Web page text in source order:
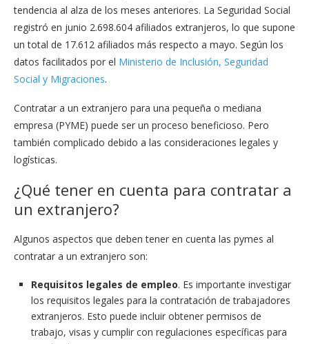
tendencia al alza de los meses anteriores. La Seguridad Social
registró en junio 2.698.604 afiliados extranjeros, lo que supone
un total de 17.612 afiliados más respecto a mayo. Según los
datos facilitados por el Ministerio de Inclusión, Seguridad
Social y Migraciones.
Contratar a un extranjero para una pequeña o mediana
empresa (PYME) puede ser un proceso beneficioso. Pero
también complicado debido a las consideraciones legales y
logísticas.
¿Qué tener en cuenta para contratar a
un extranjero?
Algunos aspectos que deben tener en cuenta las pymes al
contratar a un extranjero son:
Requisitos legales de empleo. Es importante investigar
los requisitos legales para la contratación de trabajadores
extranjeros. Esto puede incluir obtener permisos de
trabajo, visas y cumplir con regulaciones específicas para